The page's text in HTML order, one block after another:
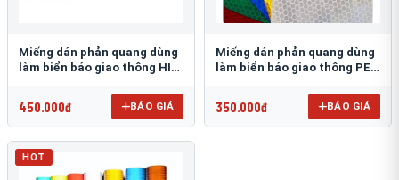
Miếng dán phản quang dùng
làm biển báo giao thông HIP
450.000đ BÁO GIÁ
Miếng dán phản quang dùng
làm biển báo giao thông PEG
350.000đ BÁO GIÁ
HOT